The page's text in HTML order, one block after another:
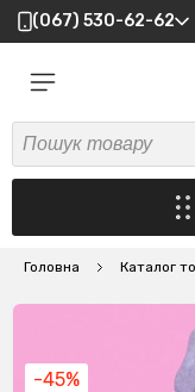
(067) 530-62-62
Головна Каталог
-45%